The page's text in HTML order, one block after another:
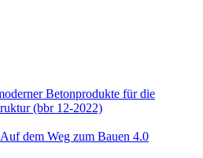
Betonprodukte für die
(bbr 12-2022)
dem Weg zum Bauen 4.0